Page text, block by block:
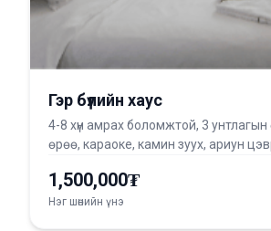
Гэр бүлийн хаус
4-8 хүн амрах боломжтой, 3
өрөө, караоке, камин зуух, ариун
үйлчлүүлэн амрах боломжтой.
1,500,000₮
Нэг шөнийн үнэ